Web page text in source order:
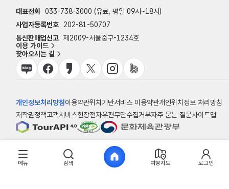
대표전화 033-738-3000 (유료, 평일 09시~18시)
사업자등록번호
202-81-50707
통신판매업신고 제2009-서울중구-1234호
이용 가이드
찾아오시는 길
개인정보처리방침이용약관위치기반서비스 이용약관개인위치정보 처리방침
저작권정책고객서비스헌장전자우편무단수집거부자주 묻는 질문사이트맵
© 한국관광공사
메뉴 검색 여행지도 로그인